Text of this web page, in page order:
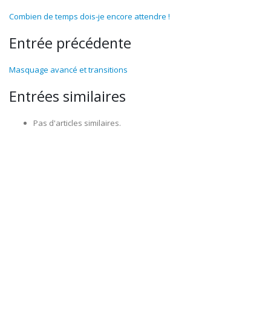
Combien de temps dois-je encore attendre !
Entrée précédente
Masquage avancé et transitions
Entrées similaires
Pas d'articles similaires.